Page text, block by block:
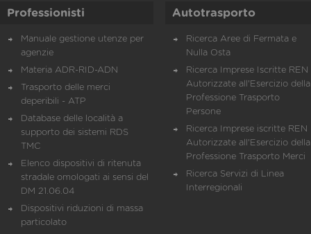
Professionisti
Manuale gestione utenze per
agenzie
Materia ADR-RID-ADN
Trasporto delle merci
deperibili - ATP
Database delle località a
supporto dei sistemi RDS
TMC
Elenco dispositivi di ritenuta
stradale omologati ai sensi del
DM 21.06.04
Dispositivi riduzioni di massa
particolato
Autotrasporto
Ricerca Aree di Fermata e
Nulla Osta
Ricerca Imprese Iscritte REN
Autorizzate all'Esercizio della
Professione Trasporto
Persone
Ricerca Imprese iscritte REN
Autorizzate all'Esercizio della
Professione Trasporto Merci
Ricerca Servizi di Linea
Interregionali